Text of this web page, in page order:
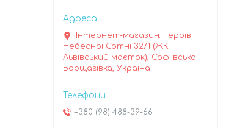
Інтернет-магазин: Героїв
Небесної Сотні 32/1 (ЖК
Львівський маєток), Софіївська
Борщагівка, Україна
+380 (98) 488-39-66